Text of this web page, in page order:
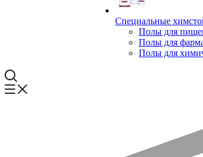
Специальные
Полы для
Полы для
Полы для